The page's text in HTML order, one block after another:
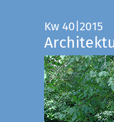
Kw 40|2015